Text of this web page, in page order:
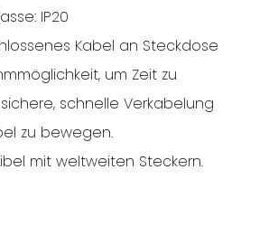
IP20
Kabel an Steckdose
um Zeit zu
schnelle Verkabelung
zu bewegen.
mit weltweiten Steckern.